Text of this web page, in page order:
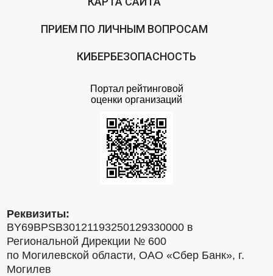
ПРИЕМ ПО ЛИЧНЫМ ВОПРОСАМ
КИБЕРБЕЗОПАСНОСТЬ
Портал рейтинговой
оценки организаций
Реквизиты:
BY69BPSB30121193250129330000 в
Региональной Дирекции № 600
по Могилевской области, ОАО «Сбер Банк», г.
Могилев